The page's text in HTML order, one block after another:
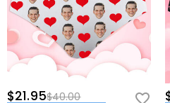
$21.95$40.00